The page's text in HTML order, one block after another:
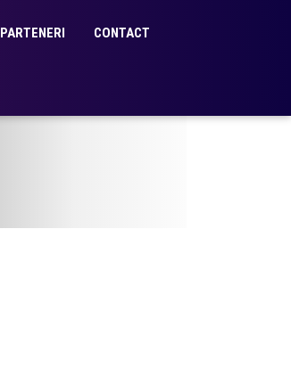
PARTENERI CONTACT